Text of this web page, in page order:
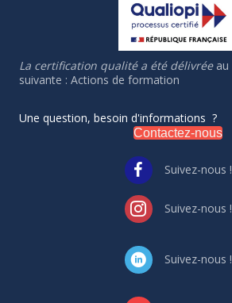
La certification qualité a été délivréeau
suivante : Actions de formation
Une question, besoin d'informations ?
Contactez-nous
Suivez-nous !
Suivez-nous !
Suivez-nous !